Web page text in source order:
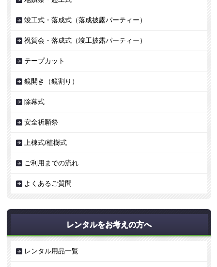
竣工式・落成式（落成披露パーティー）
祝賀会・落成式（竣工披露パーティー）
テープカット
鏡開き（鏡割り）
除幕式
安全祈願祭
上棟式/植樹式
ご利用までの流れ
よくあるご質問
レンタルをお考えの方へ
レンタル用品一覧